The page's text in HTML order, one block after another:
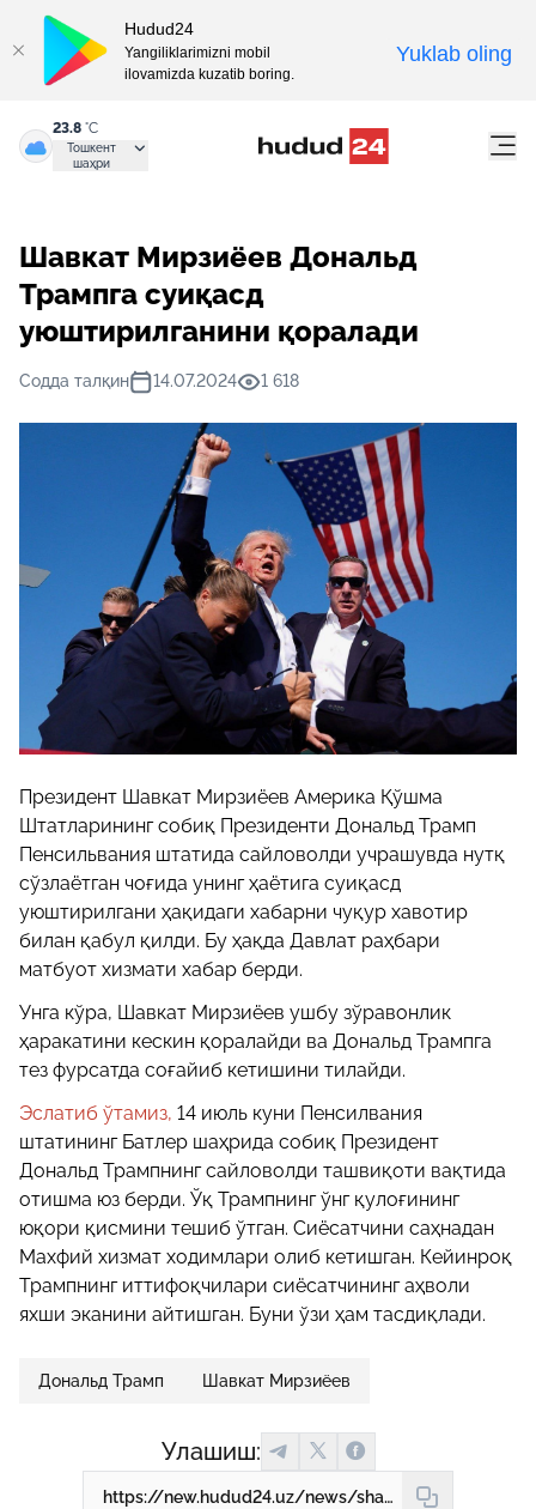
23.8 °C
Тошкент
шаҳри
Шавкат Мирзиёев Дональд
Трампга суиқасд
уюштирилганини қоралади
Содда талқин 14.07.2024 1 618
Президент Шавкат Мирзиёев Америка Қўшма
Штатларининг собиқ Президенти Дональд Трамп
Пенсильвания штатида сайловолди учрашувда нутқ
сўзлаётган чоғида унинг ҳаётига суиқасд
уюштирилгани ҳақидаги хабарни чуқур хавотир
билан қабул қилди. Бу ҳақда Давлат раҳбари
матбуот хизмати хабар берди.
Унга кўра, Шавкат Мирзиёев ушбу зўравонлик
ҳаракатини кескин қоралайди ва Дональд Трампга
тез фурсатда соғайиб кетишини тилайди.
Эслатиб ўтамиз, 14 июль куни Пенсилвания
штатининг Батлер шаҳрида собиқ Президент
Дональд Трампнинг сайловолди ташвиқоти вақтида
отишма юз берди. Ўқ Трампнинг ўнг қулоғининг
юқори қисмини тешиб ўтган. Сиёсатчини саҳнадан
Махфий хизмат ходимлари олиб кетишган. Кейинроқ
Трампнинг иттифоқчилари сиёсатчининг аҳволи
яхши эканини айтишган. Буни ўзи ҳам тасдиқлади.
Дональд Трамп Шавкат Мирзиёев
Улашиш:
https://new.hudud24.uz/news/shavkat-mirziyoyev-donald-trampga-suiqasd-uyushtirilganini-qoraladi
Hudud24
Yangiliklarimizni mobil
ilovamizda kuzatib boring.
Yuklab oling